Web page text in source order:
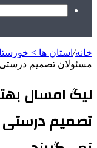
خانه/ استان ها >
مسئولان تصمیم درستی
لیگ امسال
تصمیم درستی